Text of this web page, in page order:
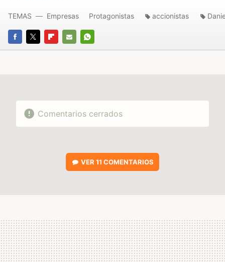
FACEBOOK
TWITTERFLIPBOARD
E-
WHATSAPP
TEMAS Empresas Protagonistas accionistas
Comentarios cerrados
VER11 COMENTARIOS